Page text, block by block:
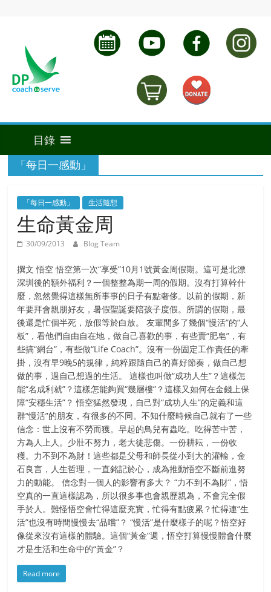
「每日一感動」
「每日一感動」 生活隨想
生命黃金周
30/09/2013 Blog Team
撰文 悟空 悟空第一次“享受”10月1號黃金周假期。這可是北漂
深圳後的額外福利？一個整整為期一周的假期。沒有打算幹什
麼，忽然覺得這樣無所事事的日子有點奢侈。以前的假期，新
年要拜會親朋好友，暑假聖誕要陪孩子度假。所謂的假期，最
後還是忙個半死，放假等於白放。 友輩間多了幾個“慢活”的“人
板”，看他們自由自在地，做自己喜歡的事，有些賣“肥皂”，有
些搞“網台”，有些做“Life Coach”。沒有一份固定工作責任的牽
掛，沒有早9晚5的規律，純粹跟隨自己的喜好節奏，做自己想
做的事，過自己想過的生活。 這樣也叫做“成功人生”？這樣怎
能“名成利就”？這樣怎能夠買“幾層樓”？這樣又如何在金錢上保
障“安穩生活”？ 悟空猛然發現，自己對“成功人生”的定義和這
群“慢活”的朋友，有很多的不同。不知什麼時候自己就有了一些
信念：世上沒有不勞而獲。早起的鳥兒有蟲吃。吃得苦中苦，
方為人上人。少壯不努力，老大徒悲傷。一份耕耘，一份收
穫。力不到不為財！這些都是父母和師長從小到大的灌輸，金
石良言，人生哲理，一直銘記於心，成為推動悟空不斷前進努
力的動能。 信念對一個人的影響有多大？ “力不到不為財”，悟
空真的一直這樣認為，所以很多事也會親歷親為，不會完全假
手於人。難怪悟空會忙得這麼充實，忙得有點疲累？忙得連“生
活”也沒有時間慢慢去“品嚐”？ “慢活”是什麼樣子的呢？悟空好
像從來沒有這樣的體驗。這個“黃金”週，悟空打算慢慢體會什麼
才是生活和生命中的“黃金”？
Read more